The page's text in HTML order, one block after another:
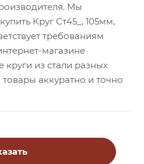
Мы
Круг Ст45_, 105мм,
требованиям
магазине
круги из стали разных
аккуратно и точно